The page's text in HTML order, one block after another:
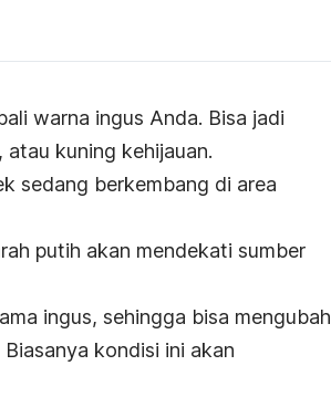
warna ingus Anda. Bisa jadi
kuning kehijauan.
sedang berkembang di area
putih akan mendekati sumber
ingus, sehingga bisa mengubah
kondisi ini akan